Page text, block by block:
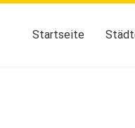
Startseite